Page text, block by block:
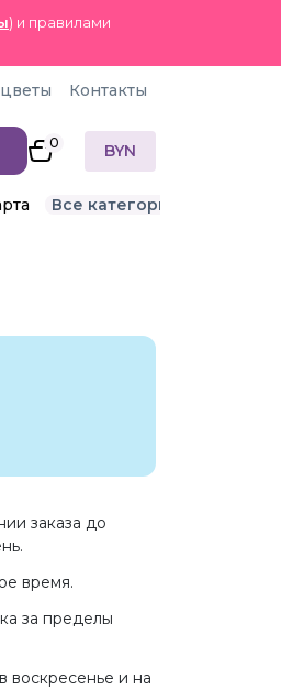
) и правилами
Контакты
0 BYN
Все категории
заказа до
время.
за пределы
воскресенье и на